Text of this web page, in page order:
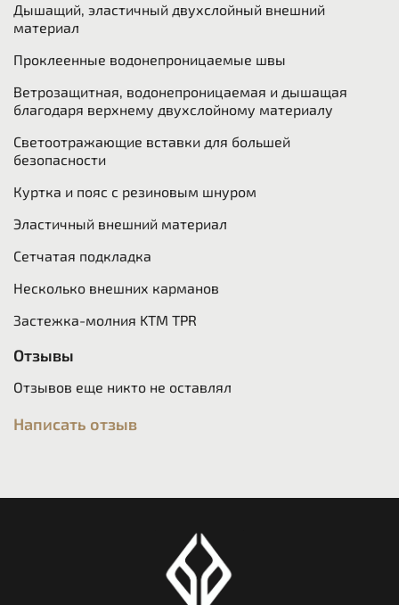
Дышащий, эластичный двухслойный внешний
материал
Проклеенные водонепроницаемые швы
Ветрозащитная, водонепроницаемая и дышащая
благодаря верхнему двухслойному материалу
Светоотражающие вставки для большей
безопасности
Куртка и пояс с резиновым шнуром
Эластичный внешний материал
Сетчатая подкладка
Несколько внешних карманов
Застежка-молния KTM TPR
Отзывы
Отзывов еще никто не оставлял
Написать отзыв